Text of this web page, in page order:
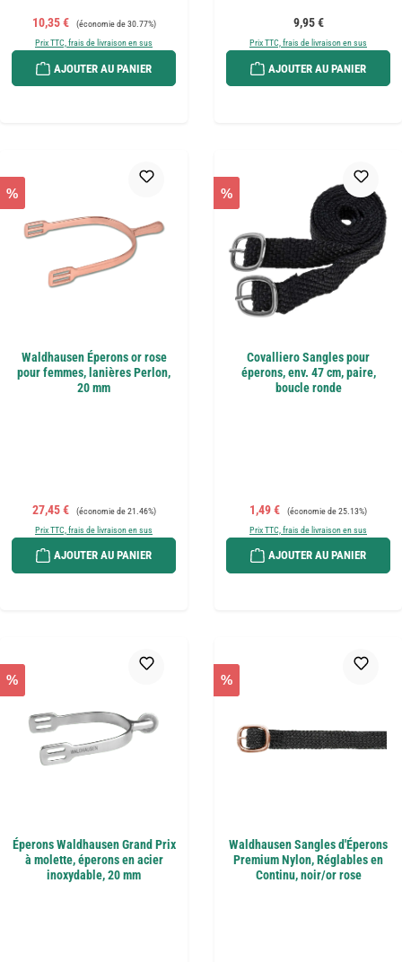
Prix de vente :
10,35 € Prix régulier :
(économie de 30.77%)
Prix TTC, frais de livraison en sus
AJOUTER AU PANIER
Prix régulier :
9,95 €
Prix TTC, frais de livraison en sus
AJOUTER AU PANIER
%
Waldhausen Éperons or rose
pour femmes, lanières Perlon,
20 mm
Prix de vente :
27,45 € Prix régulier :
(économie de 21.46%)
Prix TTC, frais de livraison en sus
AJOUTER AU PANIER
%
Covalliero Sangles pour
éperons, env. 47 cm, paire,
boucle ronde
Prix de vente :
1,49 € Prix régulier :
(économie de 25.13%)
Prix TTC, frais de livraison en sus
AJOUTER AU PANIER
%
Éperons Waldhausen Grand Prix
à molette, éperons en acier
inoxydable, 20 mm
%
Waldhausen Sangles d'Éperons
Premium Nylon, Réglables en
Continu, noir/or rose